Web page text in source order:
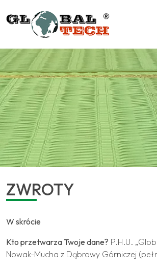
ZWROTY
W skrócie
Kto przetwarza Twoje dane? P.H.U.
Nowak-Mucha z Dąbrowy Górniczej